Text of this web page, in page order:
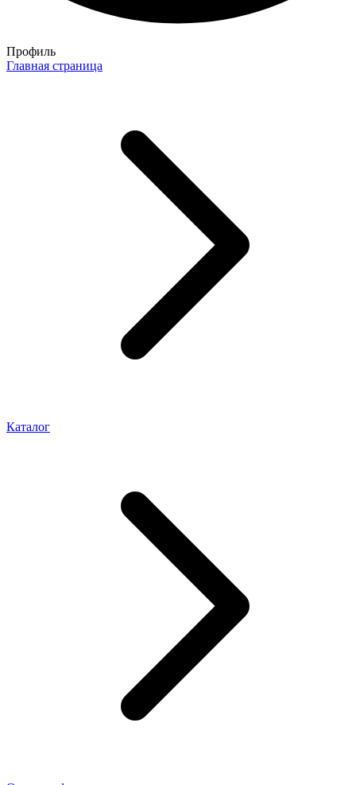
Профиль
Главная страница
Каталог